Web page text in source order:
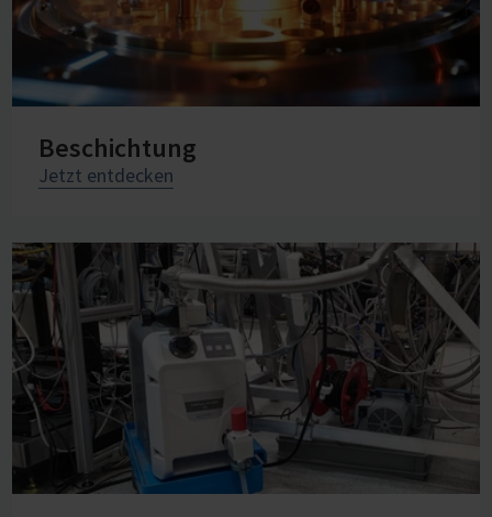
Beschichtung
Jetzt entdecken